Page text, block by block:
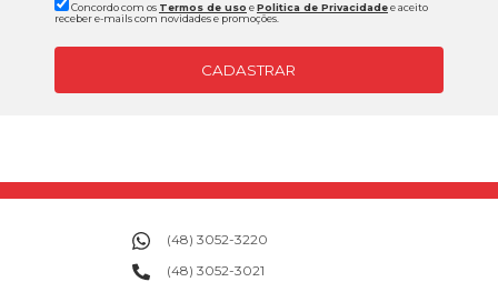
Concordo com os Termos de uso ePolitica de Privacidadee aceito
receber e-mails com novidades e promoções.
CADASTRAR
(48) 3052-3220
(48) 3052-3021